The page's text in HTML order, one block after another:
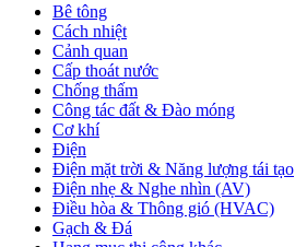
Bê tông
Cách nhiệt
Cảnh quan
Cấp thoát nước
Chống thấm
Công tác đất & Đào móng
Cơ khí
Điện
Điện mặt trời & Năng lượng tái tạo
Điện nhẹ & Nghe nhìn (AV)
Điều hòa & Thông gió (HVAC)
Gạch & Đá